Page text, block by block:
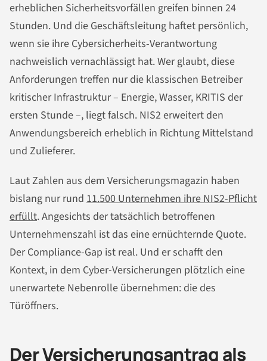
erheblichen Sicherheitsvorfällen greifen binnen 24
Stunden. Und die Geschäftsleitung haftet persönlich,
wenn sie ihre Cybersicherheits-Verantwortung
nachweislich vernachlässigt hat. Wer glaubt, diese
Anforderungen treffen nur die klassischen Betreiber
kritischer Infrastruktur – Energie, Wasser, KRITIS der
ersten Stunde –, liegt falsch. NIS2 erweitert den
Anwendungsbereich erheblich in Richtung Mittelstand
und Zulieferer.
Laut Zahlen aus dem Versicherungsmagazin haben
bislang nur rund 11.500 Unternehmen ihre NIS2-Pflicht
erfüllt. Angesichts der tatsächlich betroffenen
Unternehmenszahl ist das eine ernüchternde Quote.
Der Compliance-Gap ist real. Und er schafft den
Kontext, in dem Cyber-Versicherungen plötzlich eine
unerwartete Nebenrolle übernehmen: die des
Türöffners.
Der Versicherungsantrag als